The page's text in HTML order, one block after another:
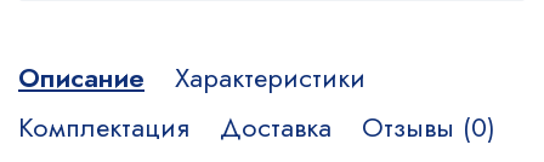
Описание
Характеристики
Комплектация
Доставка Отзывы (0)